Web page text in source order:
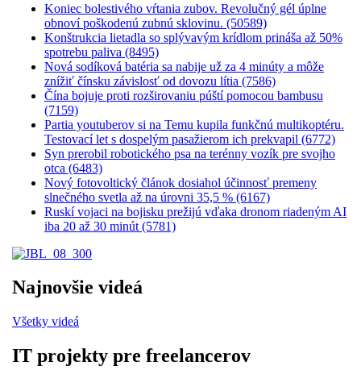
Koniec bolestivého vŕtania zubov. Revolučný gél úplne
obnoví poškodenú zubnú sklovinu. (50589)
Konštrukcia lietadla so splývavým krídlom prináša až 50%
spotrebu paliva (8495)
Nová sodíková batéria sa nabije už za 4 minúty a môže
znížiť čínsku závislosť od dovozu lítia (7586)
Čína bojuje proti rozširovaniu púští pomocou bambusu
(7159)
Partia youtuberov si na Temu kupila funkčnú multikoptéru.
Testovací let s dospelým pasažierom ich prekvapil (6772)
Syn prerobil robotického psa na terénny vozík pre svojho
otca (6483)
Nový fotovoltický článok dosiahol účinnosť premeny
slnečného svetla až na úrovni 35,5 % (6167)
Ruskí vojaci na bojisku prežijú vďaka dronom riadeným AI
iba 20 až 30 minút (5781)
Najnovšie videá
Všetky videá
IT projekty pre freelancerov